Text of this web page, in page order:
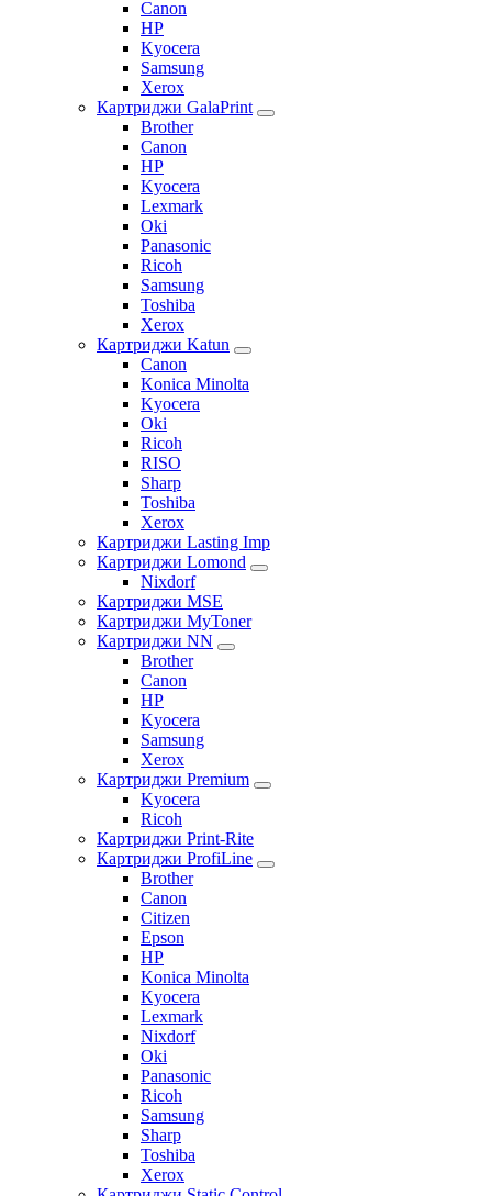
Canon
HP
Kyocera
Samsung
Xerox
Картриджи GalaPrint
Brother
Canon
HP
Kyocera
Lexmark
Oki
Panasonic
Ricoh
Samsung
Toshiba
Xerox
Картриджи Katun
Canon
Konica Minolta
Kyocera
Oki
Ricoh
RISO
Sharp
Toshiba
Xerox
Картриджи Lasting Imp
Картриджи Lomond
Nixdorf
Картриджи MSE
Картриджи MyToner
Картриджи NN
Brother
Canon
HP
Kyocera
Samsung
Xerox
Картриджи Premium
Kyocera
Ricoh
Картриджи Print-Rite
Картриджи ProfiLine
Brother
Canon
Citizen
Epson
HP
Konica Minolta
Kyocera
Lexmark
Nixdorf
Oki
Panasonic
Ricoh
Samsung
Sharp
Toshiba
Xerox